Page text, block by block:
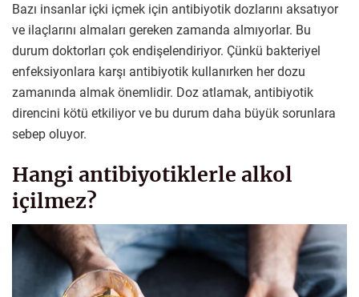
Bazı insanlar içki içmek için antibiyotik dozlarını aksatıyor
ve ilaçlarını almaları gereken zamanda almıyorlar. Bu
durum doktorları çok endişelendiriyor. Çünkü bakteriyel
enfeksiyonlara karşı antibiyotik kullanırken her dozu
zamanında almak önemlidir. Doz atlamak, antibiyotik
direncini kötü etkiliyor ve bu durum daha büyük sorunlara
sebep oluyor.
Hangi antibiyotiklerle alkol
içilmez?